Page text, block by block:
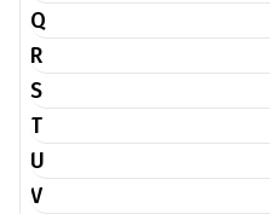
Q
R
S
T
U
V